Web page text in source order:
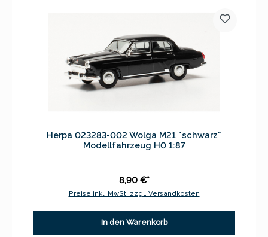
Herpa 023283-002 Wolga M21 "schwarz"
Modellfahrzeug H0 1:87
8,90 €*
Preise inkl. MwSt. zzgl. Versandkosten
In den Warenkorb